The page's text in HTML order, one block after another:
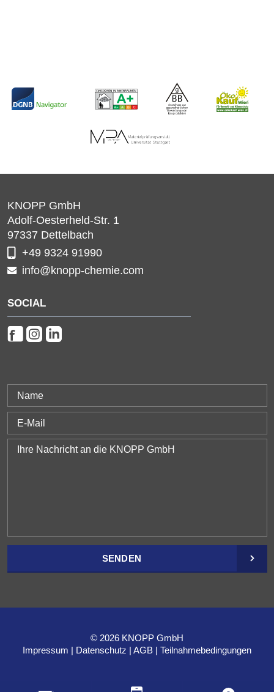
KNOPP GmbH
Adolf-Oesterheld-Str. 1
97337 Dettelbach
+49 9324 91990
info@knopp-chemie.com
SOCIAL
SENDEN
© 2026 KNOPP GmbH
Impressum
Datenschutz AGB Teilnahmebedingungen